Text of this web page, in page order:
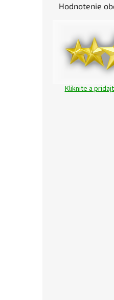
Hodnotenie
Kliknite a